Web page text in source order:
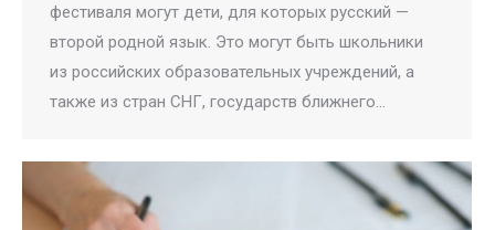
фестиваля могут дети, для которых русский —
второй родной язык. Это могут быть школьники
из российских образовательных учреждений, а
также из стран СНГ, государств ближнего…